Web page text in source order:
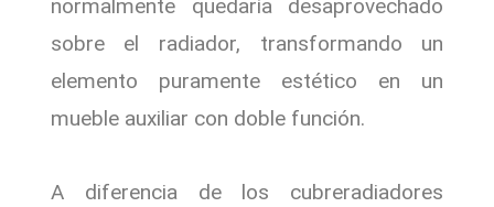
normalmente quedaría desaprovechado
sobre el radiador, transformando un
elemento puramente estético en un
mueble auxiliar con doble función.
A diferencia de los cubreradiadores